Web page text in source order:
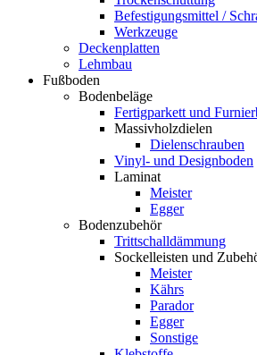
Befestigungsmittel /
Werkzeuge
Deckenplatten
Lehmbau
Fußboden
Bodenbeläge
Fertigparkett und
Massivholzdielen
Dielenschrauben
Vinyl- und Designboden
Laminat
Meister
Egger
Bodenzubehör
Trittschalldämmung
Sockelleisten und
Meister
Kährs
Parador
Egger
Sonstige